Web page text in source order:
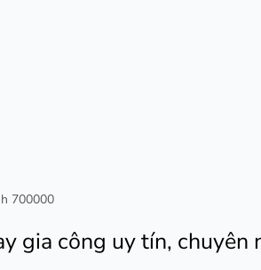
700000
gia công uy tín, chuyên